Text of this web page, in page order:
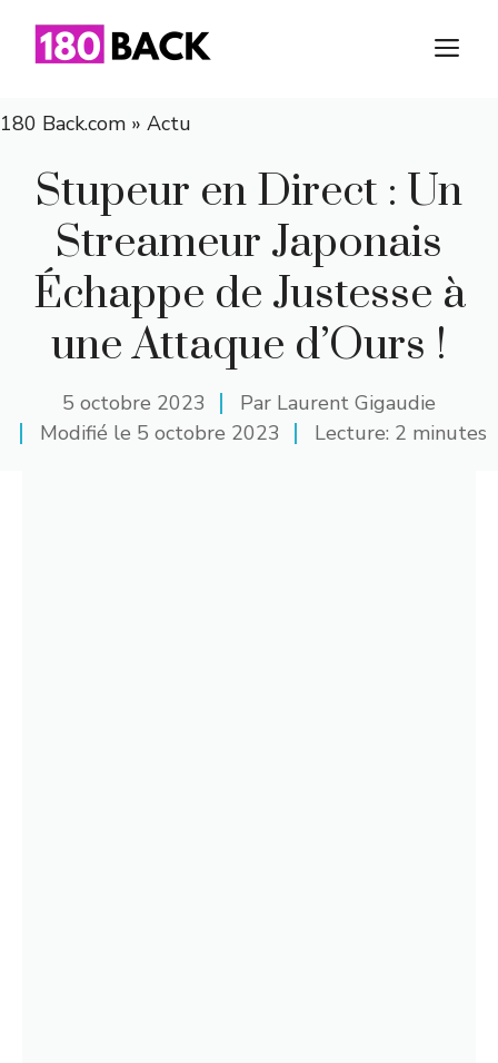
180 Back.com » Actu
Stupeur en Direct : Un
Streameur Japonais
Échappe de Justesse à
une Attaque d’Ours !
5 octobre 2023 Par Laurent Gigaudie
Modifié le 5 octobre 2023 Lecture: 2 minutes